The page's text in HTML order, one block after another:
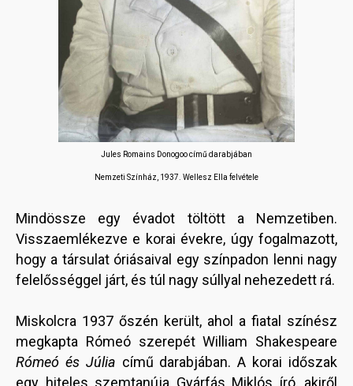
Jules Romains Donogoo című darabjában
Nemzeti Színház, 1937. Wellesz Ella felvétele
Mindössze egy évadot töltött a Nemzetiben.
Visszaemlékezve e korai évekre, úgy fogalmazott,
hogy a társulat óriásaival egy színpadon lenni nagy
felelősséggel járt, és túl nagy súllyal nehezedett rá.
Miskolcra 1937 őszén került, ahol a fiatal színész
megkapta Rómeó szerepét William Shakespeare
Rómeó és Júlia című darabjában. A korai időszak
egy hiteles szemtanúja Gyárfás Miklós író, akiről